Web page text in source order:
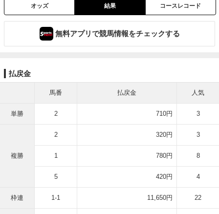
オッズ 結果 コースレコード
無料アプリで競馬情報をチェックする
払戻金
馬番 払戻金 人気
単勝 2 710円 3
複勝
2 320円 3
1 780円 8
5 420円 4
枠連 1-1 11,650円 22